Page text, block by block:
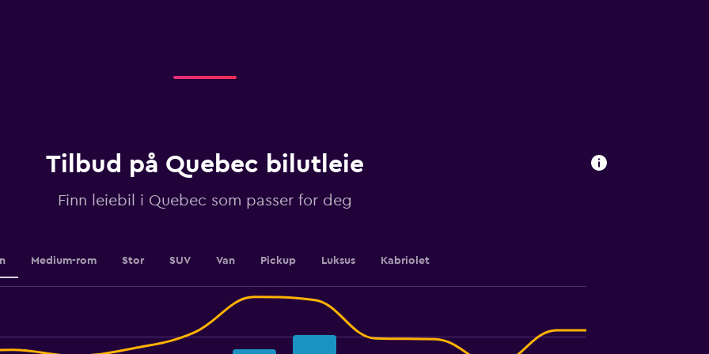
values.
100.
Tilbud på Quebec bilutleie
Finn leiebil i Quebec som passer for deg
Medium-rom Stor SUV Van Pickup Luksus Kabriolet